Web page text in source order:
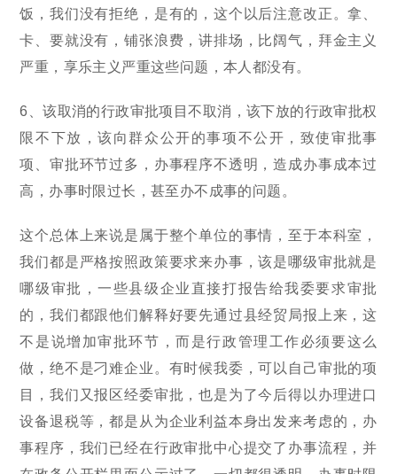
饭，我们没有拒绝，是有的，这个以后注意改正。拿、
卡、要就没有，铺张浪费，讲排场，比阔气，拜金主义
严重，享乐主义严重这些问题，本人都没有。
6、该取消的行政审批项目不取消，该下放的行政审批权
限不下放，该向群众公开的事项不公开，致使审批事
项、审批环节过多，办事程序不透明，造成办事成本过
高，办事时限过长，甚至办不成事的问题。
这个总体上来说是属于整个单位的事情，至于本科室，
我们都是严格按照政策要求来办事，该是哪级审批就是
哪级审批，一些县级企业直接打报告给我委要求审批
的，我们都跟他们解释好要先通过县经贸局报上来，这
不是说增加审批环节，而是行政管理工作必须要这么
做，绝不是刁难企业。有时候我委，可以自己审批的项
目，我们又报区经委审批，也是为了今后得以办理进口
设备退税等，都是从为企业利益本身出发来考虑的，办
事程序，我们已经在行政审批中心提交了办事流程，并